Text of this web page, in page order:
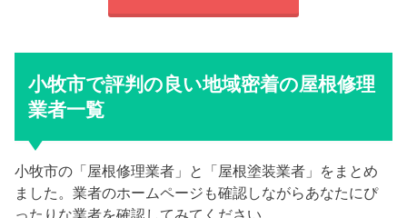
小牧市で評判の良い地域密着の屋根修理
業者一覧
小牧市の「屋根修理業者」と「屋根塗装業者」をまとめ
ました。業者のホームページも確認しながらあなたにぴ
ったりな業者を確認してみてください。